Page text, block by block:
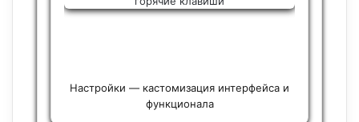
Настройки — кастомизация интерфейса и
функционала